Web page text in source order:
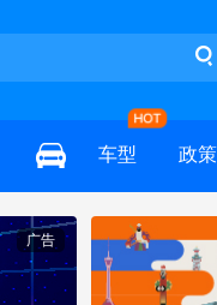
车型 政策
广告